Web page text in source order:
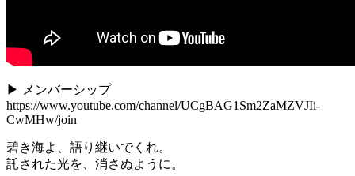
▶ メンバーシップ
https://www.youtube.com/channel/UCgBAG1Sm2ZaMZVJIi-
CwMHw/join
碧き海よ、語り継いでくれ。
託された光を、消さぬように。